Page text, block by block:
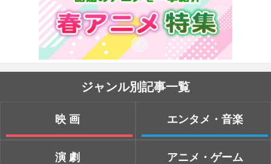
ジャンル別記事一覧
映画
演劇
エンタメ・音楽
アニメ・ゲーム